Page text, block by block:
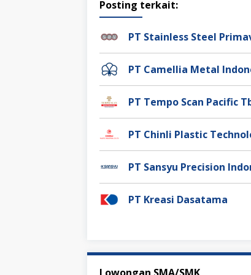
Posting terkait:
PT Stainless Steel
PT Camellia Metal
PT Tempo Scan Pacific
PT Chinli Plastic
PT Sansyu Precision
PT Kreasi Dasatama